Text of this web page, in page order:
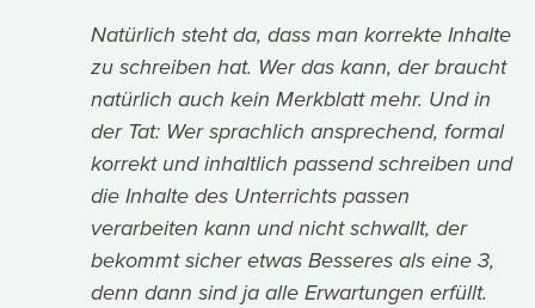
Natürlich steht da, dass man korrekte Inhalte
zu schreiben hat. Wer das kann, der braucht
natürlich auch kein Merkblatt mehr. Und in
der Tat: Wer sprachlich ansprechend, formal
korrekt und inhaltlich passend schreiben und
die Inhalte des Unterrichts passen
verarbeiten kann und nicht schwallt, der
bekommt sicher etwas Besseres als eine 3,
denn dann sind ja alle Erwartungen erfüllt.